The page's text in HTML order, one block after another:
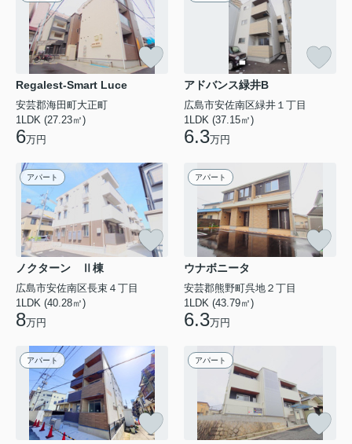
Regalest-Smart Luce
安芸郡海田町大正町
1LDK (27.23㎡)
6万円
アドバンス緑井B
広島市安佐南区緑井１丁目
1LDK (37.15㎡)
6.3万円
アパート
ノクターン Ⅱ棟
広島市安佐南区長束４丁目
1LDK (40.28㎡)
8万円
アパート
ウナボニータ
安芸郡熊野町呉地２丁目
1LDK (43.79㎡)
6.3万円
アパート アパート